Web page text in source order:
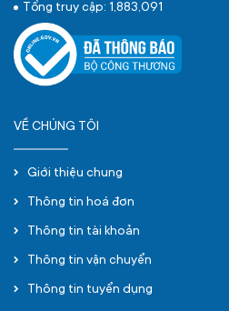
Tổng truy cập: 1,883,091
VỀ CHÚNG TÔI
Giới thiệu chung
Thông tin hoá đơn
Thông tin tài khoản
Thông tin vận chuyển
Thông tin tuyển dụng